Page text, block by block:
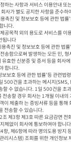
하는 사항과 서비스 이용안내 또
사가 별도 공지한 사항을 준수하
촉진 및 정보보호 등에 관한 법률
니다.
공목적 외의 용도로 서비스를 이
됩니다
촉진 및 정보보호 등에 관한 법
송함으로써 발생하는 모든 민,
효한 신분증 및 증서 등을 회사
합니다.
보호 등에 관한 법률’등 관련법
500건을 초과하는 메시지
할 수 없습니다. 1일 500건을 초
송할 경우 회사는 1개월 이내의
이 제출하 는 증빙서류 등을 통해
전송할 수 있습니다.
제3항 제3호 따른 요금감면 전
체없이 회사에 통보하여야 합니
, 제6항에 따라 명의도용 방지
리시스템) 조회를 위한 개인정보